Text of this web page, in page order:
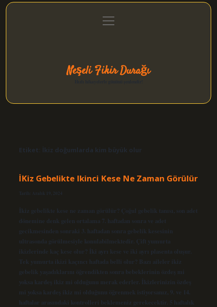
Gizlilik Politikası
menüyü
aç
Neşeli Fikir Durağı
Etiket: İkiz doğumlarda kim büyük olur
İKiz Gebelikte Ikinci Kese Ne Zaman Görülür
Tarih: Aralık 19, 2024
İkiz gebelikte kese ne zaman görülür? Çoğul gebelik tanısı, son adet
dönemine denk gelen ortalama 7. haftadan sonra ve adet
gecikmesinden sonraki 3. haftadan sonra gebelik kesesinin
ultrasonda görülmesiyle konulabilmektedir. Çift yumurta
ikizlerinde kaç kese olur? İki ayrı kese ve iki ayrı plasenta oluşur.
Tek yumurta ikizi kaçıncı haftada belli olur? Bazı aileler ikiz
gebelik yaşadıklarını öğrendikten sonra bebeklerinin özdeş mi
yoksa kardeş ikiz mi olduğunu merak ederler. İkizlerinizin özdeş
mi yoksa kardeş ikiz mi olduğunu öğrenmek istiyorsanız, 9. ve 14.
haftalar arasındaki kontrolleri beklemeniz gerekecektir. 5 haftalık